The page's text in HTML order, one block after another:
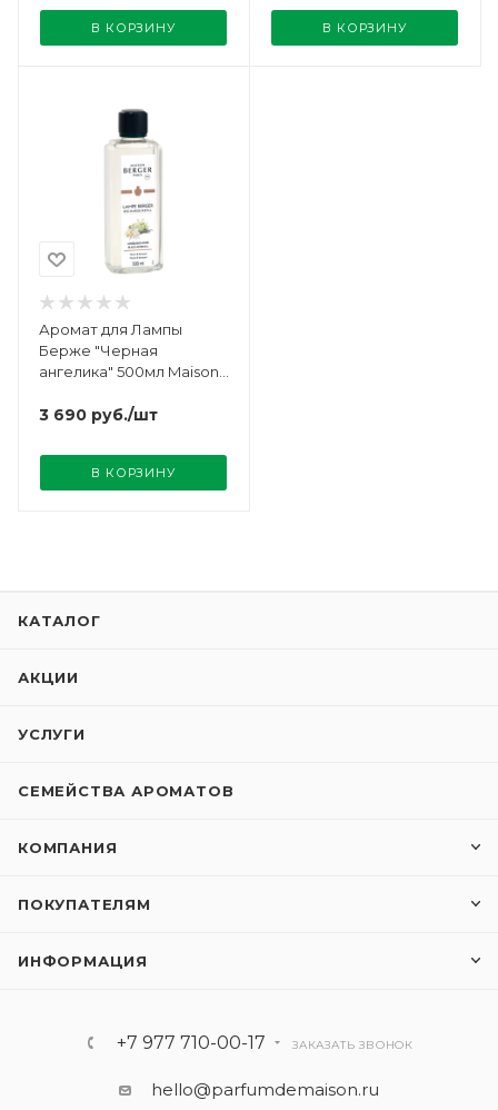
В КОРЗИНУ В КОРЗИНУ
Аромат для Лампы
Берже "Черная
ангелика" 500мл Maison
3 690 руб./шт
В КОРЗИНУ
КАТАЛОГ
АКЦИИ
УСЛУГИ
СЕМЕЙСТВА АРОМАТОВ
КОМПАНИЯ
ПОКУПАТЕЛЯМ
ИНФОРМАЦИЯ
+7 977 710-00-17 ЗАКАЗАТЬ ЗВОНОК
hello@parfumdemaison.ru